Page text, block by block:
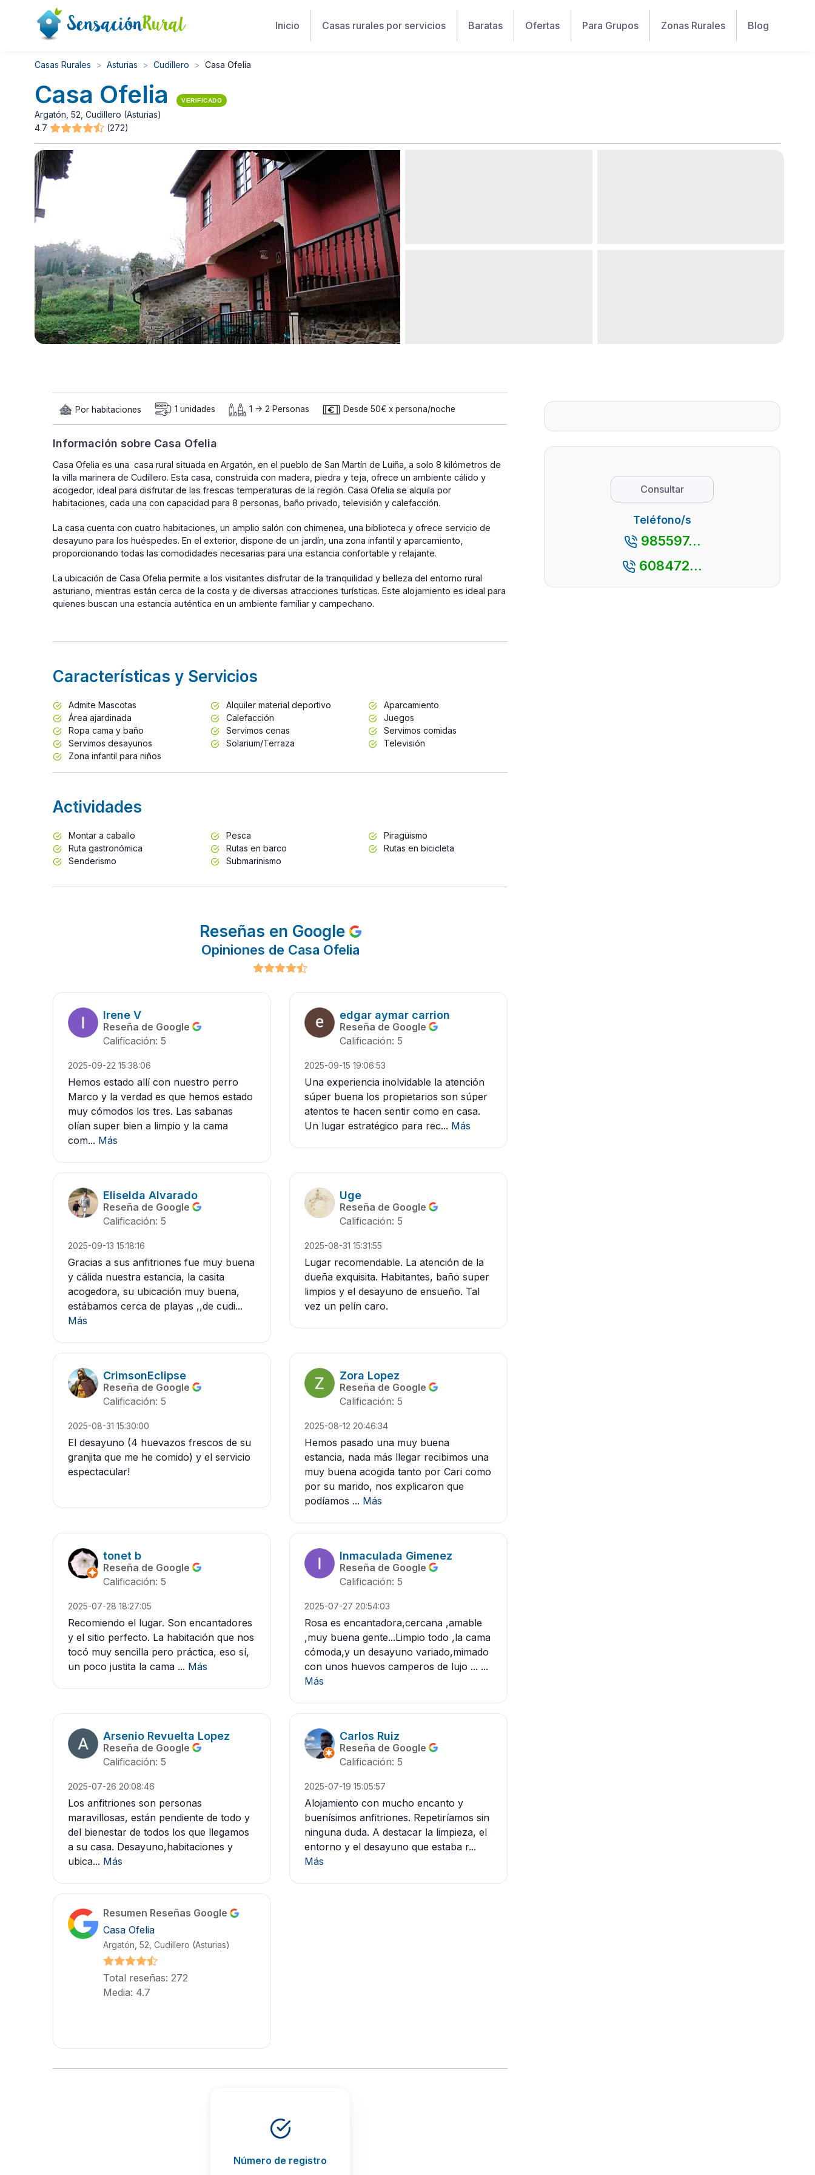
Inicio Casas rurales por servicios Baratas Ofertas Para Grupos Zonas Rurales Blog
Casas Rurales Asturias Cudillero Casa Ofelia
Casa Ofelia VERIFICADO
Argatón, 52, Cudillero (Asturias)
4.7
(272)
Por habitaciones 1 unidades 1 -> 2 Personas Desde 50€ x persona/noche
Información sobre Casa Ofelia
Casa Ofelia es una casa rural situada en Argatón, en el pueblo de San Martín de Luiña, a solo 8 kilómetros de
la villa marinera de Cudillero. Esta casa, construida con madera, piedra y teja, ofrece un ambiente cálido y
acogedor, ideal para disfrutar de las frescas temperaturas de la región. Casa Ofelia se alquila por
habitaciones, cada una con capacidad para 8 personas, baño privado, televisión y calefacción.
La casa cuenta con cuatro habitaciones, un amplio salón con chimenea, una biblioteca y ofrece servicio de
desayuno para los huéspedes. En el exterior, dispone de un jardín, una zona infantil y aparcamiento,
proporcionando todas las comodidades necesarias para una estancia confortable y relajante.
La ubicación de Casa Ofelia permite a los visitantes disfrutar de la tranquilidad y belleza del entorno rural
asturiano, mientras están cerca de la costa y de diversas atracciones turísticas. Este alojamiento es ideal para
quienes buscan una estancia auténtica en un ambiente familiar y campechano.
Características y Servicios
Admite Mascotas Alquiler material deportivo
Aparcamiento
Área ajardinada
Calefacción
Juegos
Ropa cama y baño
Servimos cenas
Servimos comidas
Servimos desayunos
Solarium/Terraza
Televisión
Zona infantil para niños
Actividades
Montar a caballo Pesca
Piragüismo
Ruta gastronómica
Rutas en barco
Rutas en bicicleta
Senderismo
Submarinismo
Reseñas en Google
Opiniones de Casa Ofelia
Irene V
Reseña de Google
Calificación: 5
2025-09-22 15:38:06
Hemos estado allí con nuestro perro
Marco y la verdad es que hemos estado
muy cómodos los tres. Las sabanas
olían super bien a limpio y la cama
com... Más
edgar aymar carrion
Reseña de Google
Calificación: 5
2025-09-15 19:06:53
Una experiencia inolvidable la atención
súper buena los propietarios son súper
atentos te hacen sentir como en casa.
Un lugar estratégico para rec... Más
Eliselda Alvarado
Reseña de Google
Calificación: 5
2025-09-13 15:18:16
Gracias a sus anfitriones fue muy buena
y cálida nuestra estancia, la casita
acogedora, su ubicación muy buena,
estábamos cerca de playas ,,de cudi...
Más
Uge
Reseña de Google
Calificación: 5
2025-08-31 15:31:55
Lugar recomendable. La atención de la
dueña exquisita. Habitantes, baño super
limpios y el desayuno de ensueño. Tal
vez un pelín caro.
CrimsonEclipse
Reseña de Google
Calificación: 5
2025-08-31 15:30:00
El desayuno (4 huevazos frescos de su
granjita que me he comido) y el servicio
espectacular!
Zora Lopez
Reseña de Google
Calificación: 5
2025-08-12 20:46:34
Hemos pasado una muy buena
estancia, nada más llegar recibimos una
muy buena acogida tanto por Cari como
por su marido, nos explicaron que
podíamos ... Más
tonet b
Reseña de Google
Calificación: 5
2025-07-28 18:27:05
Recomiendo el lugar. Son encantadores
y el sitio perfecto. La habitación que nos
tocó muy sencilla pero práctica, eso sí,
un poco justita la cama ... Más
Inmaculada Gimenez
Reseña de Google
Calificación: 5
2025-07-27 20:54:03
Rosa es encantadora,cercana ,amable
,muy buena gente...Limpio todo ,la cama
cómoda,y un desayuno variado,mimado
con unos huevos camperos de lujo ... ...
Más
Arsenio Revuelta Lopez
Reseña de Google
Calificación: 5
2025-07-26 20:08:46
Los anfitriones son personas
maravillosas, están pendiente de todo y
del bienestar de todos los que llegamos
a su casa. Desayuno,habitaciones y
ubica... Más
Carlos Ruiz
Reseña de Google
Calificación: 5
2025-07-19 15:05:57
Alojamiento con mucho encanto y
buenísimos anfitriones. Repetiríamos sin
ninguna duda. A destacar la limpieza, el
entorno y el desayuno que estaba r...
Más
Resumen Reseñas Google
Casa Ofelia
Argatón, 52, Cudillero (Asturias)
Total reseñas: 272
Media: 4.7
Número de registro
Consultar
Teléfono/s
985597...
608472...